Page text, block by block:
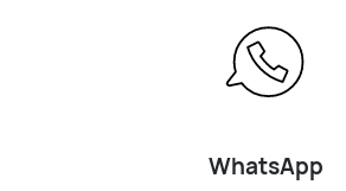
WhatsApp